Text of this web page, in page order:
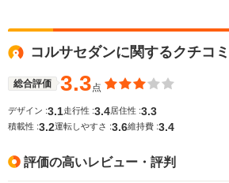
コルサセダンに関するクチコ
総合評価 3.3点
デザイン :3.1走行性 :3.4居住性 :3.3
積載性 :3.2運転しやすさ :3.6維持費 :3.4
評価の高いレビュー・評判